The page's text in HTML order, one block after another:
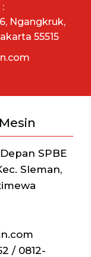
Ngangkruk,
55515
SPBE
Sleman,
/ 0812-